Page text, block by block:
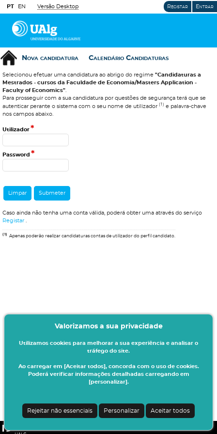
PT EN Versão Desktop Registar Entrar
Nova candidatura Calendário Candidaturas
Selecionou efetuar uma candidatura ao abrigo do regime "Candidaturas a
Mestrados - cursos da Faculdade de Economia/Masters Application -
Faculty of Economics"
Para prosseguir com a sua candidatura por questões de segurança terá que se
autenticar perante o sistema com o seu nome de utilizador (1) e palavra-chave
nos campos abaixo.
Utilizador*
Password *
Caso ainda não tenha uma conta válida, poderá obter uma através do serviço
Registar
(1) Apenas poderão realizar candidaturas contas de utilizador do perfil candidato.
Valorizamos a sua privacidade
Utilizamos cookies para melhorar a sua experiência e analisar o
tráfego do site.
Ao carregar em [Aceitar todos], concorda com o uso de cookies.
Poderá verificar informações detalhadas carregando em
[personalizar].
Rejeitar não essenciais Personalizar Aceitar todos